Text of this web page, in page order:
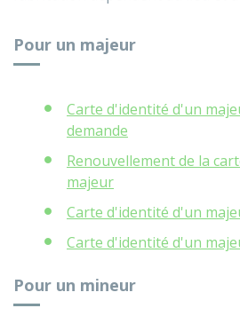
Pour un majeur
Carte d'identité d'un
demande
Renouvellement de la
majeur
Carte d'identité d'un
Carte d'identité d'un
Pour un mineur